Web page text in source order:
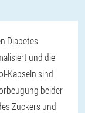
Diabetes
und die
Kapseln sind
beider
Zuckers und